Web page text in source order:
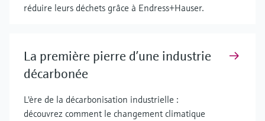
réduire leurs déchets grâce à Endress+Hauser.
La première pierre d’une industrie
décarbonée
L'ère de la décarbonisation industrielle :
découvrez comment le changement climatique